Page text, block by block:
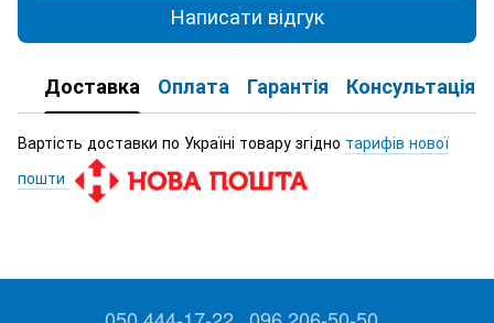
Написати відгук
Доставка Оплата Гарантія Консультація
Вартість доставки по Україні товару згідно тарифів нової
пошти